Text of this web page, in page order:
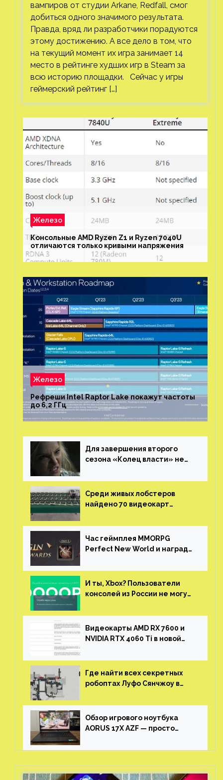
вампиров от студии Arkane, Redfall, смог
добиться одного значимого результата.
Правда, вряд ли разработчики порадуются
этому достижению. А все дело в том, что
на текущий момент их игра занимает 14
место в рейтинге худших игр в Steam за
всю историю площадки. Сейчас у игры
геймерский рейтинг […]
Железо
Консольные AMD Ryzen Z1 и Ryzen 7040U
отличаются только кривыми напряжения
Железо
Рефреши Intel Raptor Lake покажут частоты
до 6,2 ГГц
Для завершения второго
сезона «Колец власти» не
Среди живых лобстеров
найдено 70 видеокарт
китайской таможни
Час геймплея MMORPG
Perfect New World и награды
И ты, Xbox? Пользователи
консолей из России не могут
Видеокарты AMD RX 7600 и
NVIDIA RTX 4060 Ti в новой
Где найти всех секретных
робоптах Луфо Сянчжоу в
Обзор игрового ноутбука
AORUS 17X AZF — просто